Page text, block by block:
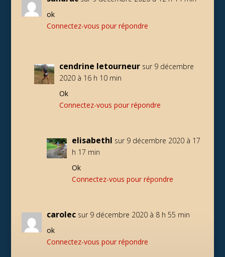
ok
Connectez-vous pour répondre
cendrine letourneur sur 9 décembre
2020 à 16 h 10 min
Ok
Connectez-vous pour répondre
elisabethl sur 9 décembre 2020 à 17
h 17 min
Ok
Connectez-vous pour répondre
carolec sur 9 décembre 2020 à 8 h 55 min
ok
Connectez-vous pour répondre